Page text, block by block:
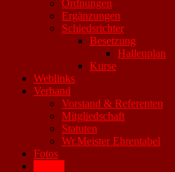
Ordnungen
Ergänzungen
Schiedsrichter
Besetzung
Hallenplan
Kurse
Weblinks
Verband
Vorstand & Referenten
Mitgliedschaft
Statuten
Wr.Meister Ehrentabel
Fotos